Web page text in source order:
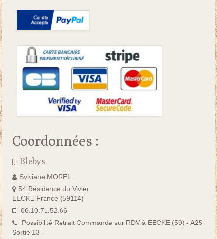
Coordonnées :
Blebys
Sylviane MOREL
54 Résidence du Vivier
EECKE France (59114)
06.10.71.52.66
Possibilité Retrait Commande sur RDV à EECKE (59) - A25
Sortie 13 -